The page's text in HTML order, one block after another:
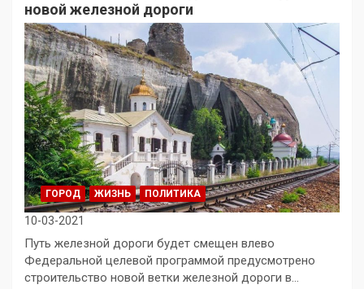
новой железной дороги
ГОРОД ЖИЗНЬ ПОЛИТИКА
10-03-2021
Путь железной дороги будет смещен влево
Федеральной целевой программой предусмотрено
строительство новой ветки железной дороги в…